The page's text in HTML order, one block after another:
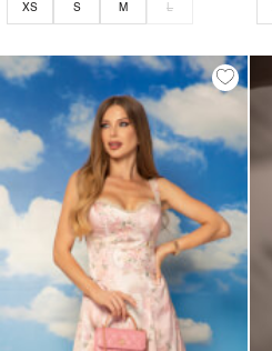
XS S M L